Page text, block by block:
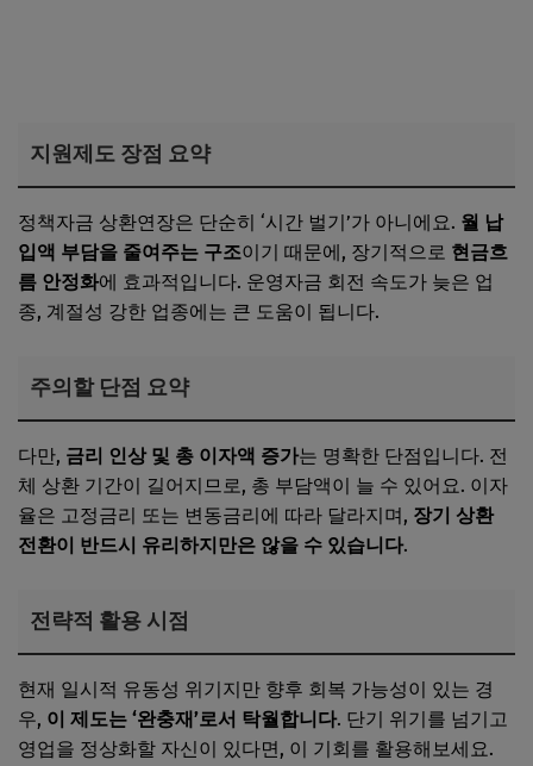
지원제도 장점 요약
정책자금 상환연장은 단순히 ‘시간 벌기’가 아니에요. 월 납
입액 부담을 줄여주는 구조이기 때문에, 장기적으로 현금흐
름 안정화에 효과적입니다. 운영자금 회전 속도가 늦은 업
종, 계절성 강한 업종에는 큰 도움이 됩니다.
주의할 단점 요약
다만, 금리 인상 및 총 이자액 증가는 명확한 단점입니다. 전
체 상환 기간이 길어지므로, 총 부담액이 늘 수 있어요. 이자
율은 고정금리 또는 변동금리에 따라 달라지며, 장기 상환
전환이 반드시 유리하지만은 않을 수 있습니다.
전략적 활용 시점
현재 일시적 유동성 위기지만 향후 회복 가능성이 있는 경
우, 이 제도는 ‘완충재’로서 탁월합니다. 단기 위기를 넘기고
영업을 정상화할 자신이 있다면, 이 기회를 활용해보세요.